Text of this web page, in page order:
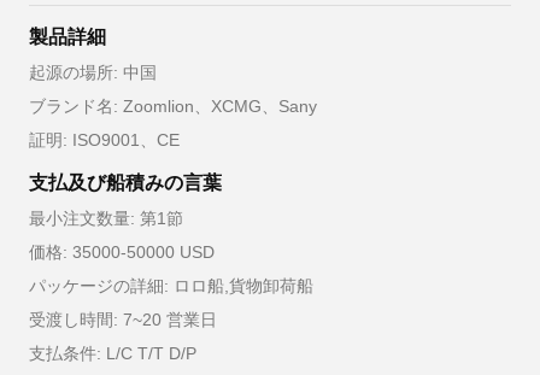
製品詳細
起源の場所: 中国
ブランド名: Zoomlion、XCMG、Sany
証明: ISO9001、CE
支払及び船積みの言葉
最小注文数量: 第1節
価格: 35000-50000 USD
パッケージの詳細: ロロ船,貨物卸荷船
受渡し時間: 7~20 営業日
支払条件: L/C T/T D/P